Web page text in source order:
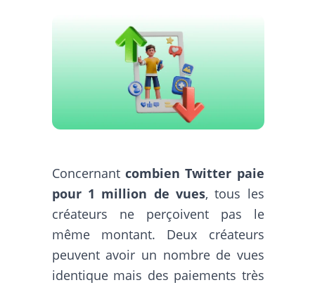
Concernantcombien Twitter paie
pour 1 million de vues, tous les
créateurs ne perçoivent pas le
même montant. Deux créateurs
peuvent avoir un nombre de vues
identique mais des paiements très